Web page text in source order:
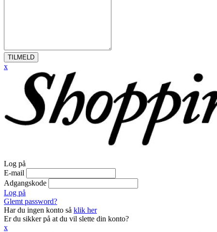
TILMELD
x
Log på
E-mail
Adgangskode
Log på
Glemt password?
Har du ingen konto så klik her
Er du sikker på at du vil slette din konto?
x